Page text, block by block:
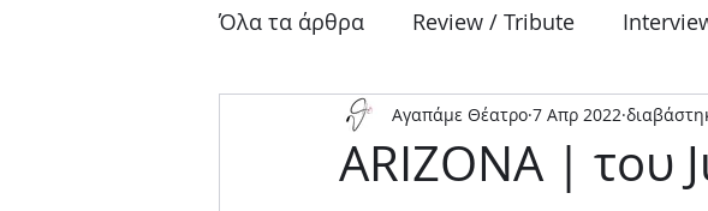
Όλα τα άρθρα Review / Tribute
Αρχαία Τραγωδία Δράμα Θρίλερ
ARIZONA | του
Αγαπάμε Θέατρο 7 Απρ 2022